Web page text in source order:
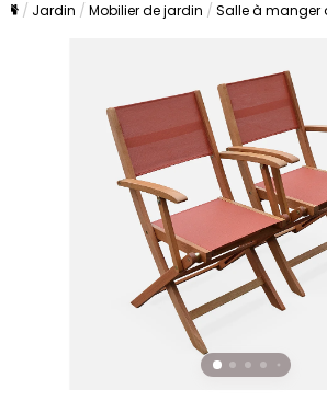
Jardin Mobilier de jardin Salle à manger